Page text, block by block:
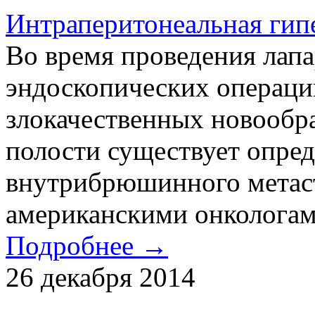
Интраперитонеальная
Во время проведения
эндоскопических
злокачественных
полости существует
внутрибрюшинного
американскими
Подробнее →
26 декабря 2014